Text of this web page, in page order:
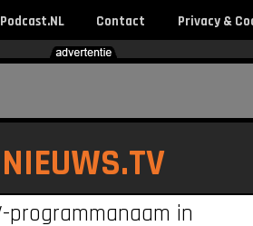
Podcast.NL Contact Privacy &
NIEUWS.TV